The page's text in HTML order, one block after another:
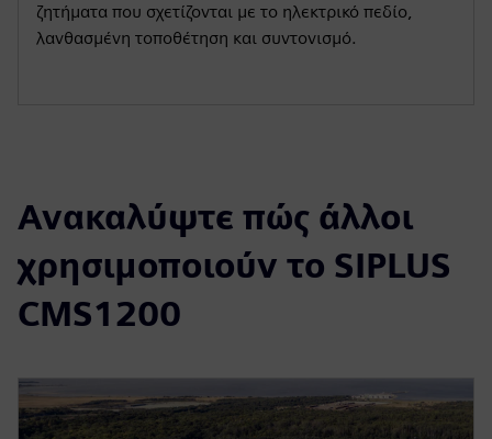
ζητήματα που σχετίζονται με το ηλεκτρικό πεδίο,
λανθασμένη τοποθέτηση και συντονισμό.
Ανακαλύψτε πώς άλλοι
χρησιμοποιούν το SIPLUS
CMS1200